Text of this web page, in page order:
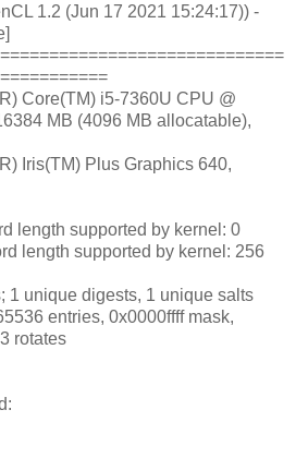
1.2 (Jun 17 2021 15:24:17)) -
Core(TM) i5-7360U CPU @
MB (4096 MB allocatable),
Iris(TM) Plus Graphics 640,
length supported by kernel: 0
length supported by kernel: 256
1 unique digests, 1 unique salts
entries, 0x0000ffff mask,
rotates